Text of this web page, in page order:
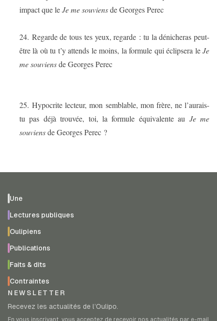
impact que leJe me souviensde Georges Perec
24. Regarde de tous tes yeux, regarde : tu la dénicheras peut-
être là où tu t’y attends le moins, la formule qui éclipsera leJe
me souviensde Georges Perec
25. Hypocrite lecteur, mon semblable, mon frère, ne l’aurais-
tu pas déjà trouvée, toi, la formule équivalente au Je me
souviensde Georges Perec ?
Une
Lectures publiques
Oulipiens
Publications
Faits & dits
Contraintes
NEWSLETTER
Recevez les actualités de l’Oulipo.
En vous inscrivant, vous acceptez de recevoir nos actualités par e-mail